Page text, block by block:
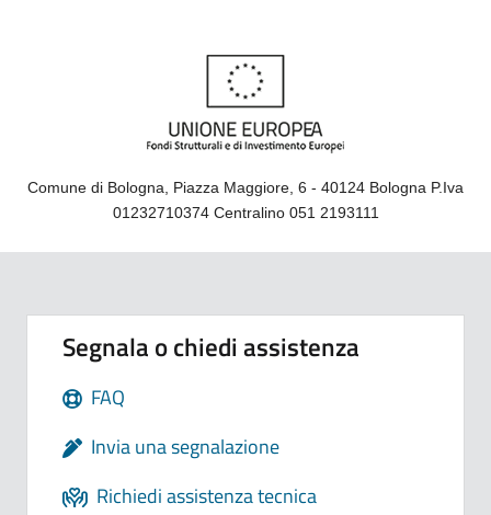
Comune di Bologna, Piazza Maggiore, 6 - 40124 Bologna P.Iva
01232710374 Centralino 051 2193111
Segnala o chiedi assistenza
FAQ
Invia una segnalazione
Richiedi assistenza tecnica